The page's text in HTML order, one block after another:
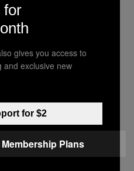
Eclipse
Backward on
strange on flat maps
sweeps over the Arctic in
for
gives you access to
and exclusive new
for $2
Plans